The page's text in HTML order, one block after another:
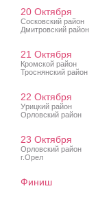
20 Октября
Сосковский район
Дмитровский район
21 Октября
Кромской район
Троснянский район
22 Октября
Урицкий район
Орловский район
23 Октября
Орловский район
г.Орел
Финиш